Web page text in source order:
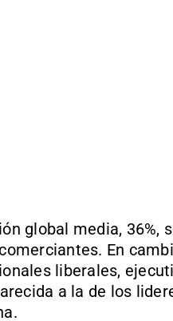
global media, 36%,
En
liberales,
a la de los